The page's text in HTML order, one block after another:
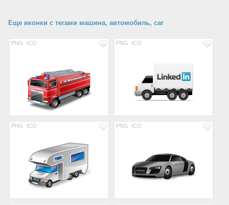
Еще иконки с тегами машина, автомобиль, car
PNG ICO PNG ICO
PNG ICO PNG ICO